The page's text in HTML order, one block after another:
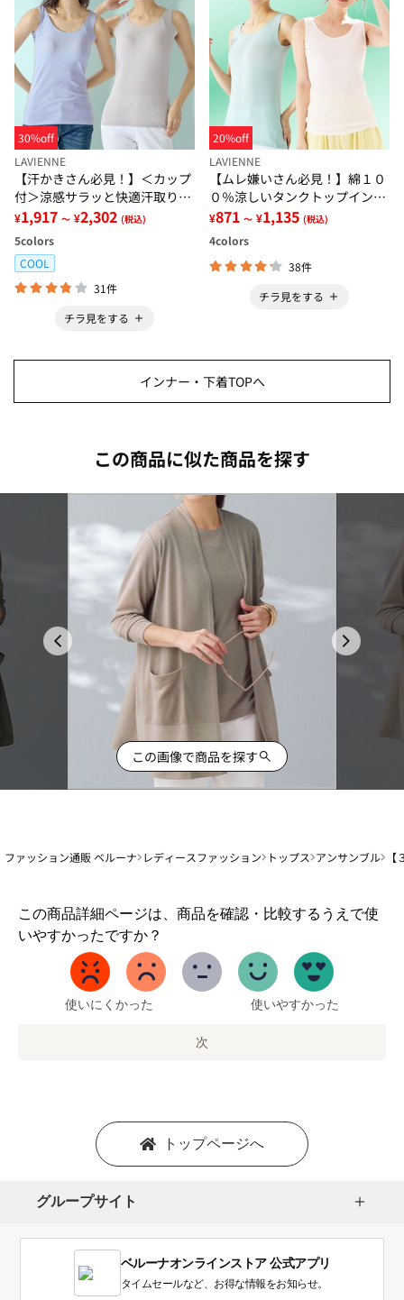
30%off
LAVIENNE
【汗かきさん必見！】＜カップ
付＞涼感サラッと快適汗取りタ
ンクトップインナー＜さらりラ
ボ＞
¥1,917 ～ ¥2,302 (税込)
5colors
COOL
31件
チラ見をする
20%off
LAVIENNE
【ムレ嫌いさん必見！】綿１０
０％涼しいタンクトップインナ
ー＜さらりラボ＞
¥871 ～ ¥1,135 (税込)
4colors
38件
チラ見をする
インナー・下着TOPへ
この商品に似た商品を探す
この画像で商品を探す
ファッション通販 ベルーナ レディースファッション トップス アンサンブル
この商品詳細ページは、商品を確認・比較するうえで使
いやすかったですか？
1
か
使いにくかった 使いやすかった
次
トップページへ
グループサイト
ベルーナオンラインストア 公式アプリ
タイムセールなど、お得な情報をお知らせ。